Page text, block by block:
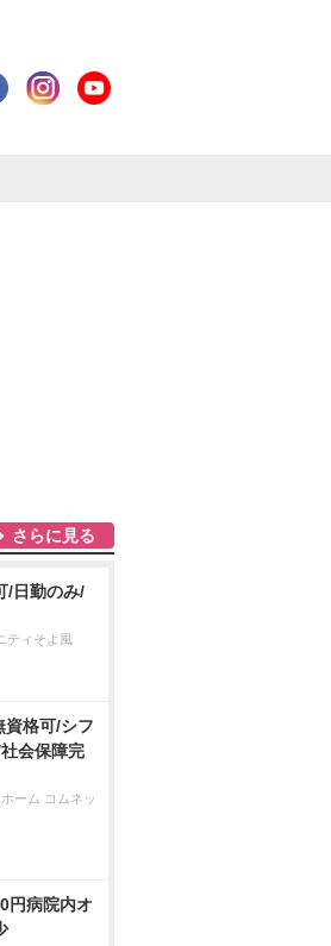
さらに見る
/日勤のみ/
ティそよ風
資格可/シフ
会保障完
ーム コムネッ
円病院内オ